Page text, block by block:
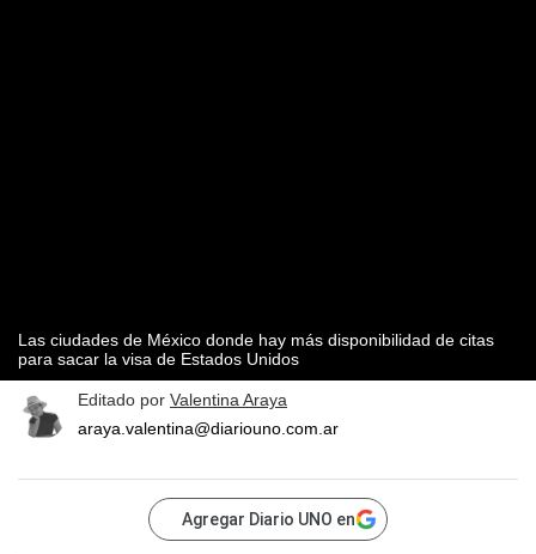
Las ciudades de México donde hay más disponibilidad de citas
para sacar la visa de Estados Unidos
Editado por Valentina Araya
araya.valentina@diariouno.com.ar
Agregar Diario UNO en